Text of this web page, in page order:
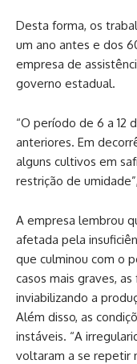
Desta forma, os
um ano antes e dos
empresa de
governo estadual.
“O período de 6 a 12
anteriores. Em
alguns cultivos em
restrição de
A empresa lembrou
afetada pela
que culminou com o
casos mais graves,
inviabilizando a
Além disso, as
instáveis. “A
voltaram a se repetir